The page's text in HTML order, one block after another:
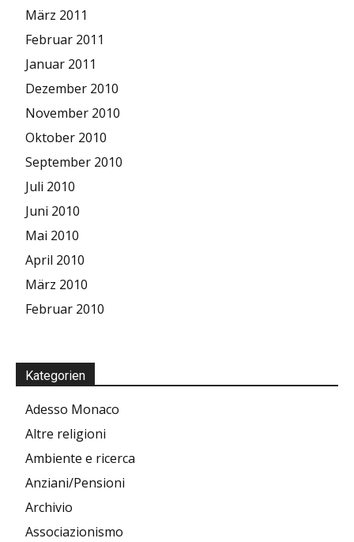
März 2011
Februar 2011
Januar 2011
Dezember 2010
November 2010
Oktober 2010
September 2010
Juli 2010
Juni 2010
Mai 2010
April 2010
März 2010
Februar 2010
Kategorien
Adesso Monaco
Altre religioni
Ambiente e ricerca
Anziani/Pensioni
Archivio
Associazionismo